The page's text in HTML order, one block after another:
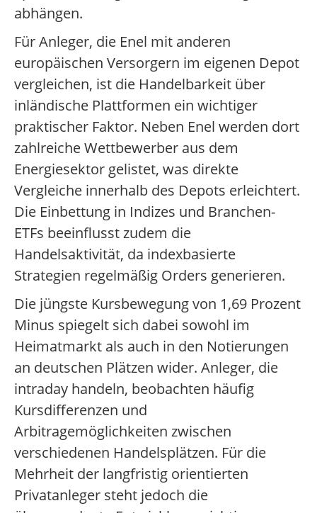
abhängen.
Für Anleger, die Enel mit anderen
europäischen Versorgern im eigenen Depot
vergleichen, ist die Handelbarkeit über
inländische Plattformen ein wichtiger
praktischer Faktor. Neben Enel werden dort
zahlreiche Wettbewerber aus dem
Energiesektor gelistet, was direkte
Vergleiche innerhalb des Depots erleichtert.
Die Einbettung in Indizes und Branchen-
ETFs beeinflusst zudem die
Handelsaktivität, da indexbasierte
Strategien regelmäßig Orders generieren.
Die jüngste Kursbewegung von 1,69 Prozent
Minus spiegelt sich dabei sowohl im
Heimatmarkt als auch in den Notierungen
an deutschen Plätzen wider. Anleger, die
intraday handeln, beobachten häufig
Kursdifferenzen und
Arbitragemöglichkeiten zwischen
verschiedenen Handelsplätzen. Für die
Mehrheit der langfristig orientierten
Privatanleger steht jedoch die